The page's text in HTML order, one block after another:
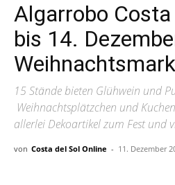
Algarrobo
bis 14.
15 Stände bieten Glühwein und
Weihnachtsplätzchen und
allerlei Dekoartikel zum Fest und
von Costa del Sol Online - 11. Dezember